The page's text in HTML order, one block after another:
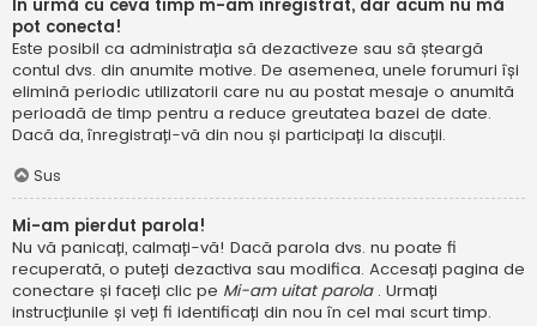
În urmă cu ceva timp m-am înregistrat, dar acum nu mă
pot conecta!
Este posibil ca administrația să dezactiveze sau să șteargă
contul dvs. din anumite motive. De asemenea, unele forumuri își
elimină periodic utilizatorii care nu au postat mesaje o anumită
perioadă de timp pentru a reduce greutatea bazei de date.
Dacă da, înregistrați-vă din nou și participați la discuții.
Sus
Mi-am pierdut parola!
Nu vă panicați, calmați-vă! Dacă parola dvs. nu poate fi
recuperată, o puteți dezactiva sau modifica. Accesați pagina de
conectare și faceți clic pe Mi-am uitat parola . Urmați
instrucțiunile și veți fi identificați din nou în cel mai scurt timp.